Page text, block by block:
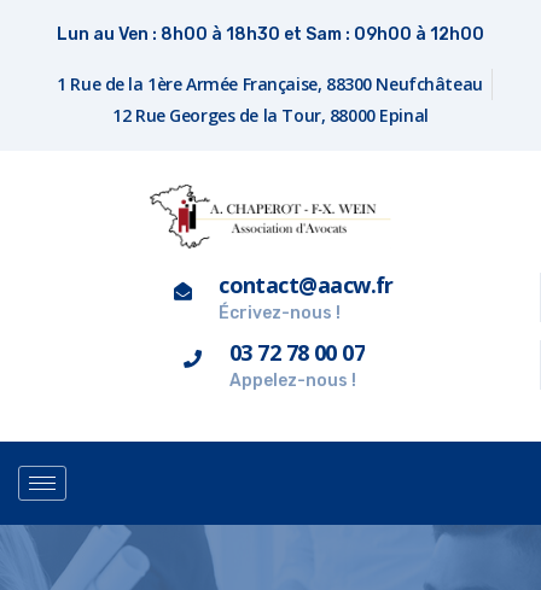
Lun au Ven : 8h00 à 18h30 et Sam : 09h00 à 12h00
1 Rue de la 1ère Armée Française, 88300 Neufchâteau
12 Rue Georges de la Tour, 88000 Epinal
contact@aacw.fr
Écrivez-nous !
03 72 78 00 07
Appelez-nous !